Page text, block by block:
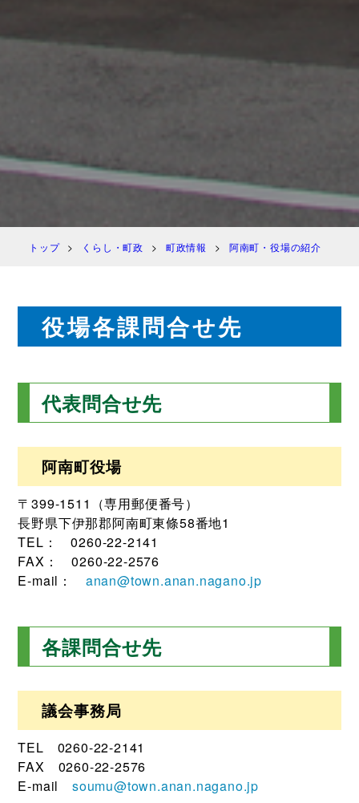
トップ くらし・町政 町政情報 阿南町・役場の紹介
役場各課問合せ先
代表問合せ先
阿南町役場
〒399-1511（専用郵便番号）
長野県下伊那郡阿南町東條58番地1
TEL： 0260-22-2141
FAX： 0260-22-2576
E-mail： anan@town.anan.nagano.jp
各課問合せ先
議会事務局
TEL 0260-22-2141
FAX 0260-22-2576
E-mailsoumu@town.anan.nagano.jp